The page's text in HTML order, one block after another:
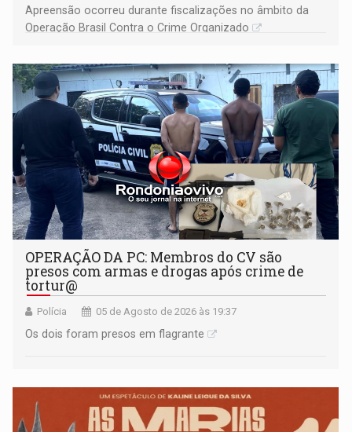
Apreensão ocorreu durante fiscalizações no âmbito da
Operação Brasil Contra o Crime Organizado
OPERAÇÃO DA PC: Membros do CV são
presos com armas e drogas após crime de
tortur@
Polícia 05 de Agosto de 2026 às 19:37
Os dois foram presos em flagrante